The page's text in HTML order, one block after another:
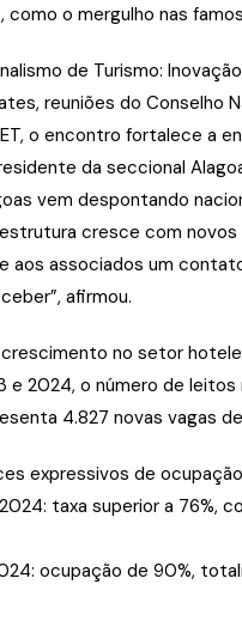
o mergulho nas
de Turismo:
reuniões do Conselho
o encontro fortalece a
da seccional
vem despontando
cresce com
aos associados um
afirmou.
no setor
2024, o número de leitos
4.827 novas vagas
expressivos de
taxa superior a 76%,
ocupação de 90%,